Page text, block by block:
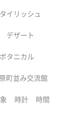
イリッシュ
デザート
ボタニカル
町並み交流館
時計 時間